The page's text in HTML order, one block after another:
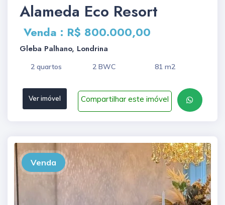
Alameda Eco Resort
Venda : R$ 800.000,00
Gleba Palhano, Londrina
2 quartos 2 BWC 81 m2
Ver imóvel Compartilhar este imóvel
Venda